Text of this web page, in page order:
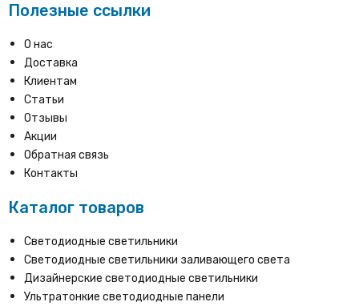
Полезные ссылки
О нас
Доставка
Клиентам
Статьи
Отзывы
Акции
Обратная связь
Контакты
Каталог товаров
Светодиодные светильники
Светодиодные светильники заливающего света
Дизайнерские светодиодные светильники
Ультратонкие светодиодные панели